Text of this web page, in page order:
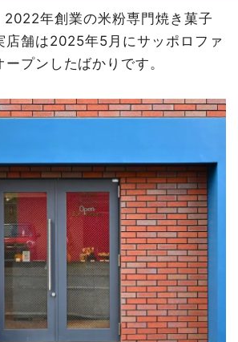
年創業の米粉専門焼き菓子
店舗は2025年5月にサッポロファ
プンしたばかりです。